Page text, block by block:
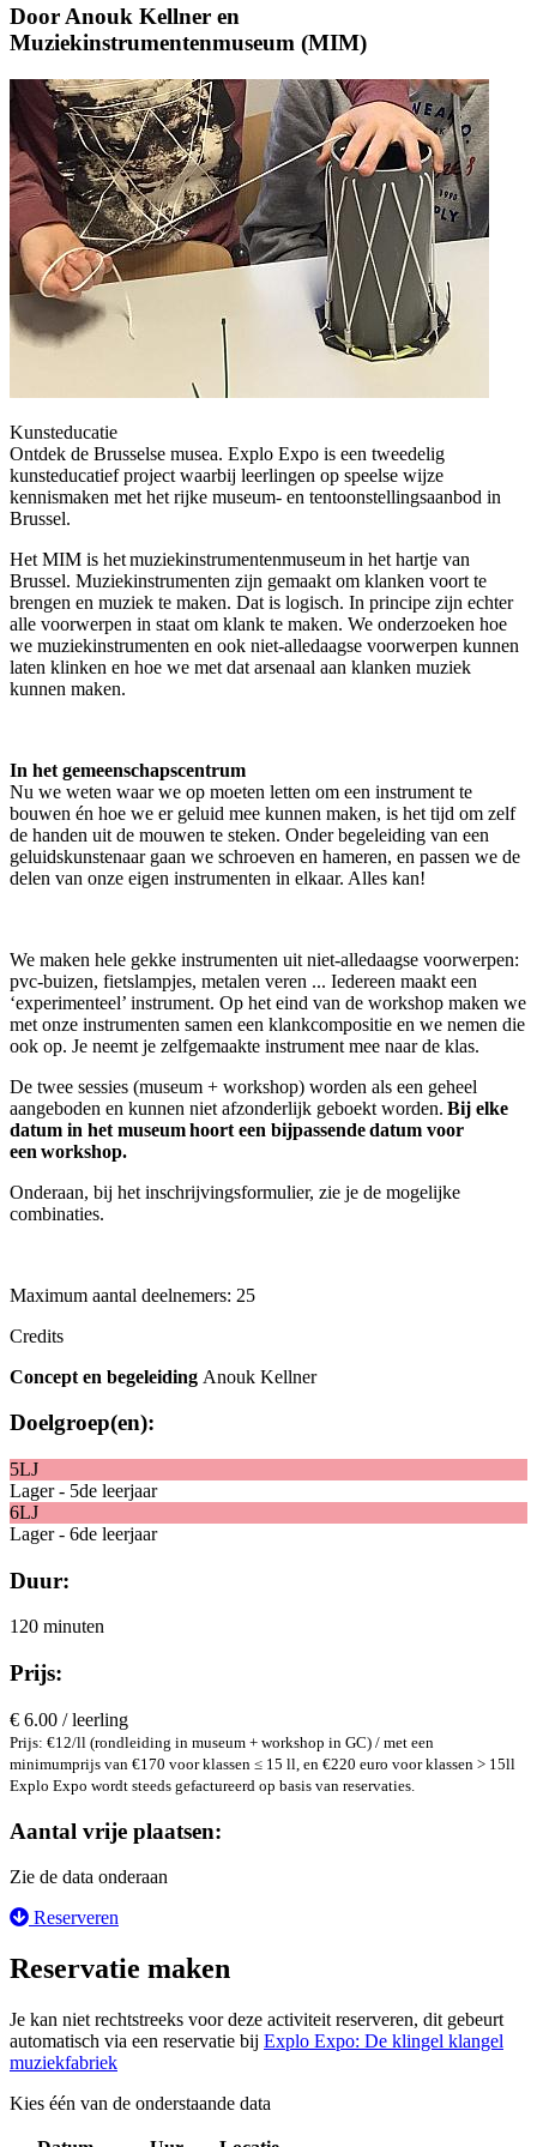
Door Anouk Kellner en
Muziekinstrumentenmuseum (MIM)
Kunsteducatie
Ontdek de Brusselse musea. Explo Expo is een tweedelig
kunsteducatief project waarbij leerlingen op speelse wijze
kennismaken met het rijke museum- en tentoonstellingsaanbod in
Brussel.
Het MIM is het muziekinstrumentenmuseum in het hartje van
Brussel. Muziekinstrumenten zijn gemaakt om klanken voort te
brengen en muziek te maken. Dat is logisch. In principe zijn echter
alle voorwerpen in staat om klank te maken. We onderzoeken hoe
we muziekinstrumenten en ook niet-alledaagse voorwerpen kunnen
laten klinken en hoe we met dat arsenaal aan klanken muziek
kunnen maken.
In het gemeenschapscentrum
Nu we weten waar we op moeten letten om een instrument te
bouwen én hoe we er geluid mee kunnen maken, is het tijd om zelf
de handen uit de mouwen te steken. Onder begeleiding van een
geluidskunstenaar gaan we schroeven en hameren, en passen we de
delen van onze eigen instrumenten in elkaar. Alles kan!
We maken hele gekke instrumenten uit niet-alledaagse voorwerpen:
pvc-buizen, fietslampjes, metalen veren ... Iedereen maakt een
‘experimenteel’ instrument. Op het eind van de workshop maken we
met onze instrumenten samen een klankcompositie en we nemen die
ook op. Je neemt je zelfgemaakte instrument mee naar de klas.
De twee sessies (museum + workshop) worden als een geheel
aangeboden en kunnen niet afzonderlijk geboekt worden. Bij elke
datum in het museum hoort een bijpassendedatum voor
een workshop.
Onderaan, bij het inschrijvingsformulier, zie je de mogelijke
combinaties.
Maximum aantal deelnemers: 25
Credits
Concept en begeleiding Anouk Kellner
Doelgroep(en):
5LJ
Lager - 5de leerjaar
6LJ
Lager - 6de leerjaar
Duur:
120 minuten
Prijs:
€ 6.00 / leerling
Prijs: €12/ll (rondleiding in museum + workshop in GC) / met een
minimumprijs van €170 voor klassen ≤ 15 ll, en €220 euro voor klassen > 15ll
Explo Expo wordt steeds gefactureerd op basis van reservaties.
Aantal vrije plaatsen:
Zie de data onderaan
Reserveren
Reservatie maken
Je kan niet rechtstreeks voor deze activiteit reserveren, dit gebeurt
automatisch via een reservatie bij Explo Expo: De klingel klangel
muziekfabriek
Kies één van de onderstaande data